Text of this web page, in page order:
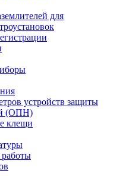
для
устройств защиты
(ОПН)
клещи